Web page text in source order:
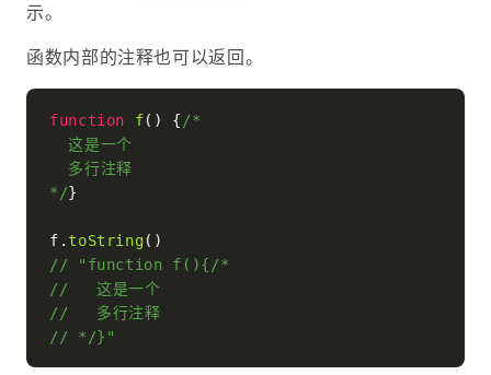
示。
函数内部的注释也可以返回。
function f( ) { /*
  这是一个
  多行注释
*/}
f. toString
// "function f(){/*
//   这是一个
//   多行注释
// */}"